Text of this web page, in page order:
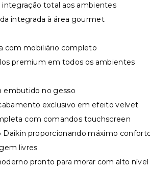
integração total aos ambientes
integrada à área gourmet
com mobiliário completo
premium em todos os ambientes
embutido no gesso
exclusivo em efeito velvet
com comandos touchscreen
Daikin proporcionando máximo
livres
pronto para morar com alto